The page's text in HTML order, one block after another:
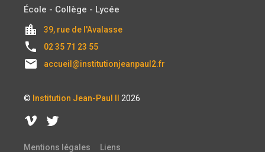
École - Collège - Lycée
location_city 39, rue de l'Avalasse
local_phone 02 35 71 23 55
email accueil@institutionjeanpaul2.fr
© Institution Jean-Paul II 2026
Mentions légales Liens